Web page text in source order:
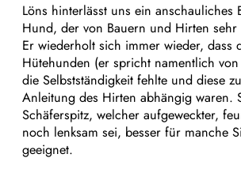
Löns hinterlässt uns ein anschauliches
Hund, der von Bauern und Hirten sehr
Er wiederholt sich immer wieder, dass
Hütehunden (er spricht namentlich
die Selbstständigkeit fehlte und diese
Anleitung des Hirten abhängig waren.
Schäferspitz, welcher aufgeweckter,
noch lenksam sei, besser für manche
geeignet.